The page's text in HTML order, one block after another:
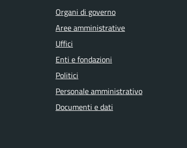
Organi di governo
Aree amministrative
Uffici
Enti e fondazioni
Politici
Personale amministrativo
Documenti e dati